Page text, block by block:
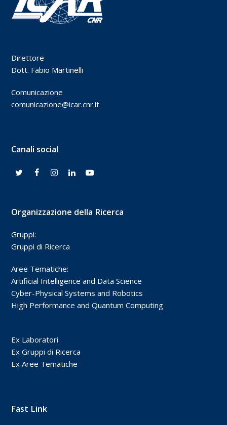
Direttore
Dott. Fabio Martinelli
Comunicazione
comunicazione@icar.cnr.it
Canali social
Organizzazione della Ricerca
Gruppi:
Gruppi di Ricerca
Aree Tematiche:
Artificial Intelligence and Data Science
Cyber-Physical Systems and Robotics
High Performance and Quantum Computing
Ex Laboratori
Ex Gruppi di Ricerca
Ex Aree Tematiche
Fast Link